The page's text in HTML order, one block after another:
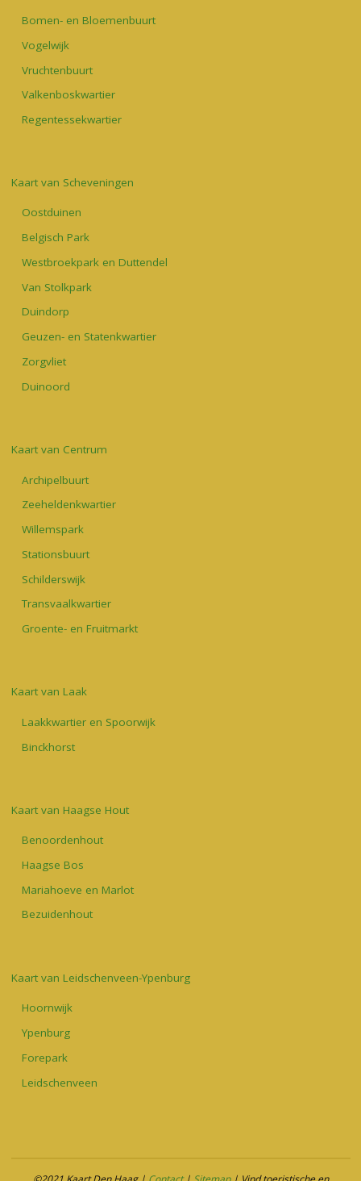
Bomen- en Bloemenbuurt
Vogelwijk
Vruchtenbuurt
Valkenboskwartier
Regentessekwartier
Kaart van Scheveningen
Oostduinen
Belgisch Park
Westbroekpark en Duttendel
Van Stolkpark
Duindorp
Geuzen- en Statenkwartier
Zorgvliet
Duinoord
Kaart van Centrum
Archipelbuurt
Zeeheldenkwartier
Willemspark
Stationsbuurt
Schilderswijk
Transvaalkwartier
Groente- en Fruitmarkt
Kaart van Laak
Laakkwartier en Spoorwijk
Binckhorst
Kaart van Haagse Hout
Benoordenhout
Haagse Bos
Mariahoeve en Marlot
Bezuidenhout
Kaart van Leidschenveen-Ypenburg
Hoornwijk
Ypenburg
Forepark
Leidschenveen